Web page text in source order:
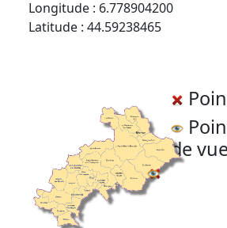
Longitude : 6.778904200
Latitude : 44.59238465
de vue